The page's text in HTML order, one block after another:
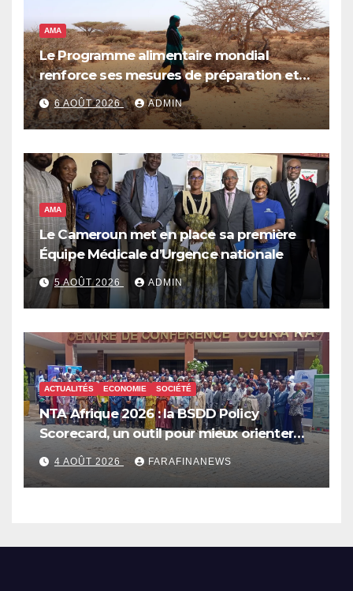
AMA
Le Programme alimentaire mondial
renforce ses mesures de préparation et
de réponse face à la menace d’El Niño,
qui pourrait plonger des dizaines de
millions de personnes dans l’insécurité
alimentaire aiguë
6 AOÛT 2026 ADMIN
AMA
Le Cameroun met en place sa première
Équipe Médicale d’Urgence nationale
5 AOÛT 2026 ADMIN
ACTUALITÉS ECONOMIE SOCIÉTÉ
NTA Afrique 2026 : la BSDD Policy
Scorecard, un outil pour mieux orienter
les dépenses publiques
4 AOÛT 2026 FARAFINANEWS